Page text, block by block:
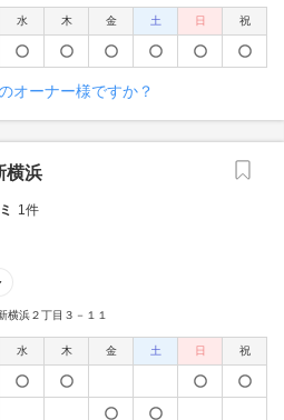
水 木 金 土 日 祝
オーナー様ですか？
横浜
1件
横浜２丁目３－１１
水 木 金 土 日 祝